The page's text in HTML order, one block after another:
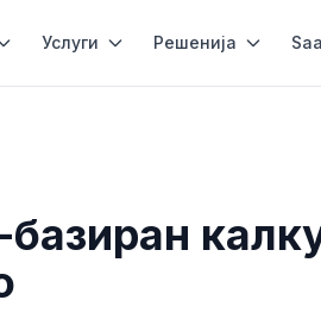
Услуги Решенија
базиран